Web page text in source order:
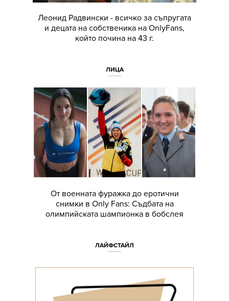
Леонид Радвински - всичко за съпругата
и децата на собственика на OnlyFans,
който почина на 43 г.
ЛИЦА
От военната фуражка до еротични
снимки в Only Fans: Съдбата на
олимпийската шампионка в бобслея
ЛАЙФСТАЙЛ